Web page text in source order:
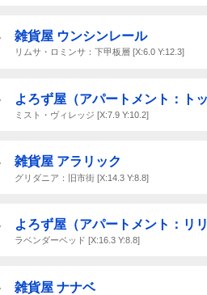
雑貨屋 ウンシンレール
リムサ・ロミンサ：下甲板層 [X:6.0 Y:12.3]
よろず屋（アパートメント：ト
ミスト・ヴィレッジ [X:7.9 Y:10.2]
雑貨屋 アラリック
グリダニア：旧市街 [X:14.3 Y:8.8]
よろず屋（アパートメント：リ
ラベンダーベッド [X:16.3 Y:8.8]
雑貨屋 ナナベ